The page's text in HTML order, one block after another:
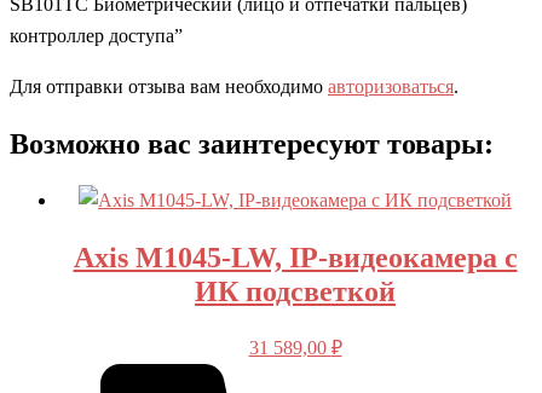
SB101TC Биометрический (лицо и отпечатки пальцев)
контроллер доступа”
Для отправки отзыва вам необходимо авторизоваться.
Возможно вас заинтересуют товары:
Axis M1045-LW, IP-видеокамера с
ИК подсветкой
31 589,00 ₽